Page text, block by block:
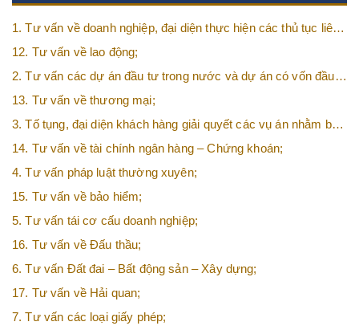
1. Tư vấn về doanh nghiệp, đại diện thực hiện các thủ tục liên
quan tới doanh nghiệp;
12. Tư vấn về lao động;
2. Tư vấn các dự án đầu tư trong nước và dự án có vốn đầu
tư nước ngoài (FDI);
13. Tư vấn về thương mại;
3. Tố tụng, đại diện khách hàng giải quyết các vụ án nhằm bảo
vệ tối đa các quyền và lợi ích của khách hàng;
14. Tư vấn về tài chính ngân hàng – Chứng khoán;
4. Tư vấn pháp luật thường xuyên;
15. Tư vấn về bảo hiểm;
5. Tư vấn tái cơ cấu doanh nghiệp;
16. Tư vấn về Đấu thầu;
6. Tư vấn Đất đai – Bất động sản – Xây dựng;
17. Tư vấn về Hải quan;
7. Tư vấn các loại giấy phép;